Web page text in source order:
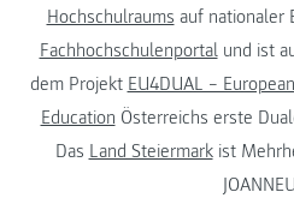
Hochschulraums auf nationaler
Fachhochschulenportalund ist
dem Projekt EU4DUAL –
Education Österreichs erste
Das Land Steiermarkist